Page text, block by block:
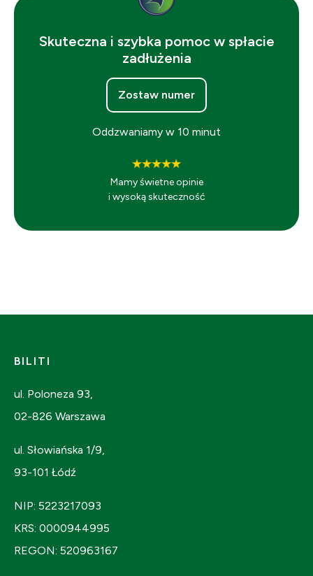
Skuteczna i szybka pomoc w spłacie
zadłużenia
Zostaw numer
Oddzwaniamy w 10 minut
Mamy świetne opinie
i wysoką skuteczność
BILITI
ul. Poloneza 93,
02-826 Warszawa
ul. Słowiańska 1/9,
93-101 Łódź
NIP: 5223217093
KRS: 0000944995
REGON: 520963167